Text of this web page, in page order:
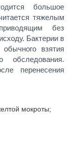
большое
тяжелым
без
Бактерии в
взятия
перенесения
мокроты;